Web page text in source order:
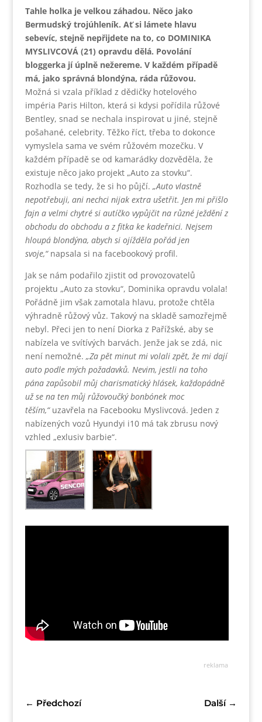
Tahle holka je velkou záhadou. Něco jako
Bermudský trojúhleník. Ať si lámete hlavu
sebevíc, stejně nepřijdete na to, co DOMINIKA
MYSLIVCOVÁ (21) opravdu dělá. Povolání
bloggerka jí úplně nežereme. V každém případě
má, jako správná blondýna, ráda růžovou.
Možná si vzala příklad z dědičky hotelového
impéria Paris Hilton, která si kdysi pořídila růžové
Bentley, snad se nechala inspirovat u jiné, stejně
pošahané, celebrity. Těžko říct, třeba to dokonce
vymyslela sama ve svém růžovém mozečku. V
každém případě se od kamarádky dozvěděla, že
existuje něco jako projekt „Auto za stovku“.
Rozhodla se tedy, že si ho půjčí. „Auto vlastně
nepotřebuji, ani nechci nijak extra ušetřit. Jen mi přišlo
fajn a velmi chytré si autíčko vypůjčit na různé ježdění z
obchodu do obchodu a z fitka ke kadeřnici. Nejsem
hloupá blondýna, abych si ojížděla pořád jen
svoje,“napsala si na facebookový profil.
Jak se nám podařilo zjistit od provozovatelů
projektu „Auto za stovku“, Dominika opravdu volala!
Pořádně jim však zamotala hlavu, protože chtěla
výhradně růžový vůz. Takový na skladě samozřejmě
nebyl. Přeci jen to není Diorka z Pařížské, aby se
nabízela ve svítívých barvách. Jenže jak se zdá, nic
není nemožné. „Za pět minut mi volali zpět, že mi dají
auto podle mých požadavků. Nevim, jestli na toho
pána zapůsobil můj charismatický hlásek, každopádně
už se na ten můj růžovoučký bonbónek moc
těším,“uzavřela na Facebooku Myslivcová. Jeden z
nabízených vozů Hyundyi i10 má tak zbrusu nový
vzhled „exlusiv barbie“.
reklama
← Předchozí Další→